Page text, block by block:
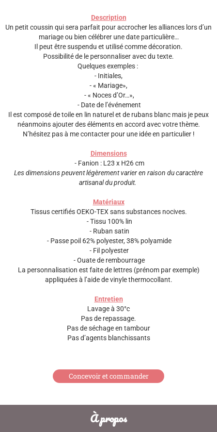
Description
Un petit coussin qui sera parfait pour accrocher les alliances lors d’un
mariage ou bien célébrer une date particulière…
Il peut être suspendu et utilisé comme décoration.
Possibilité de le personnaliser avec du texte.
Quelques exemples :
- Initiales,
- « Mariage»,
- « Noces d’Or…»,
- Date de l’événement
Il est composé de toile en lin naturel et de rubans blanc mais je peux
néanmoins ajouter des éléments en accord avec votre thème.
N’hésitez pas à me contacter pour une idée en particulier !
Dimensions
- Fanion : L23 x H26 cm
Les dimensions peuvent légèrement varier en raison du caractère
artisanal du produit.
Matériaux
Tissus certifiés OEKO-TEX sans substances nocives.
- Tissu 100% lin
- Ruban satin
- Passe poil 62% polyester, 38% polyamide
- Fil polyester
- Ouate de rembourrage
La personnalisation est faite de lettres (prénom par exemple)
appliquées à l’aide de vinyle thermocollant.
Entretien
Lavage à 30°c
Pas de repassage.
Pas de séchage en tambour
Pas d’agents blanchissants
Concevoir et commander
À propos